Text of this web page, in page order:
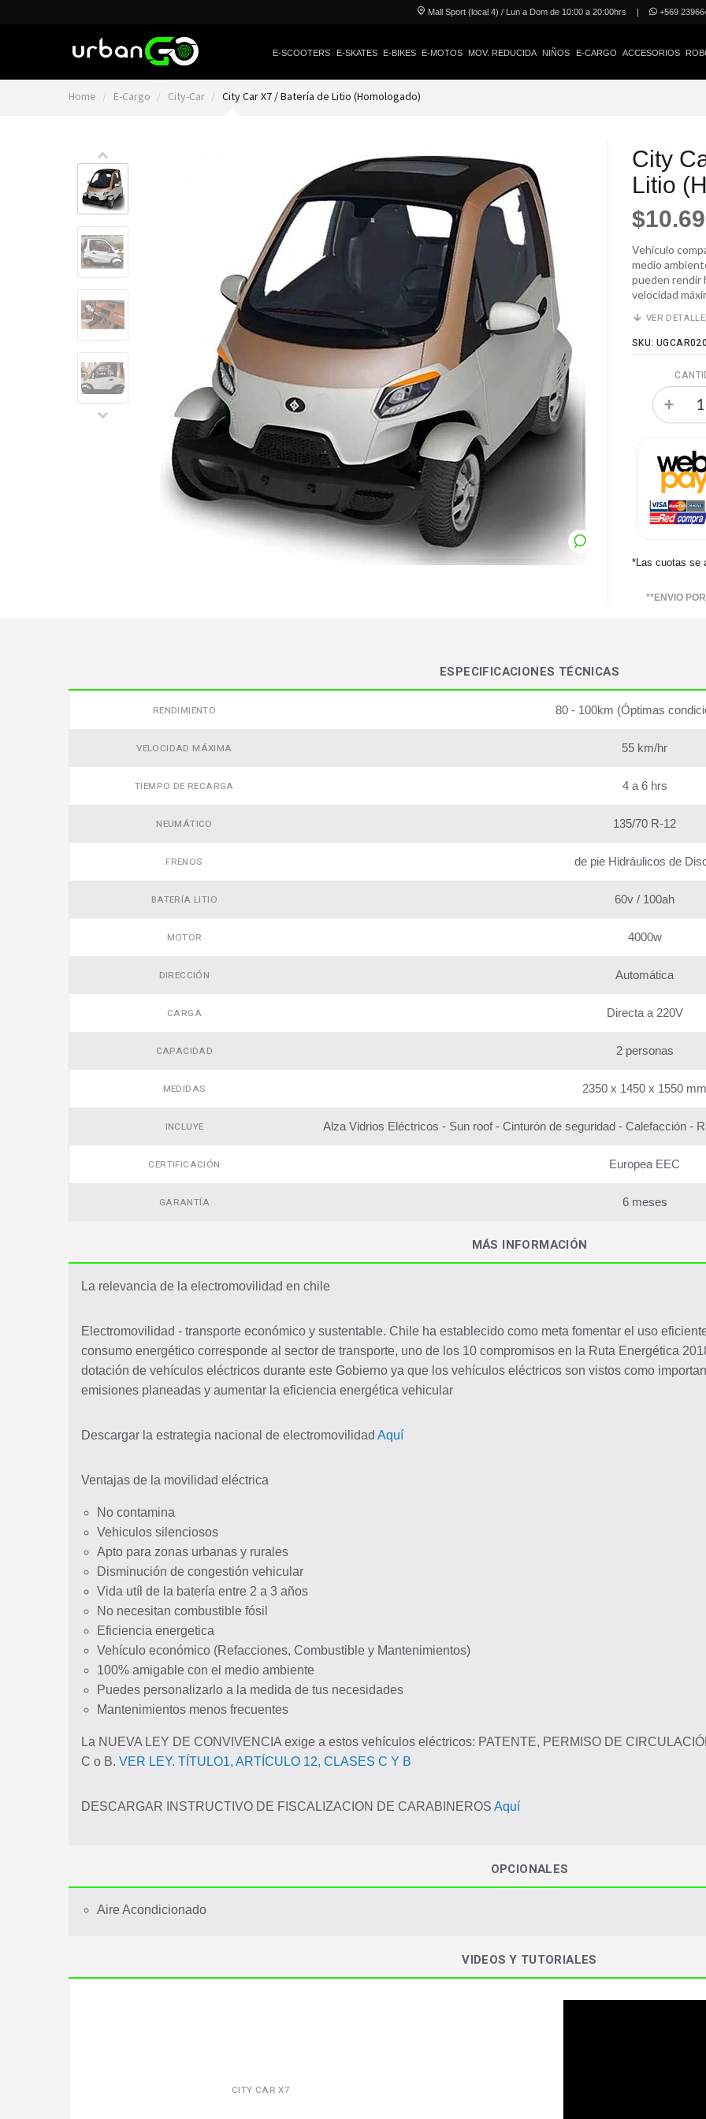
Mall Sport (local 4) / Lun a Dom de 10:00 a 20:00hrs | +569
E-SCOOTERS E-SKATES E-BIKES E-MOTOS MOV. REDUCIDA NIÑOS E-CARGO ACCESORIOS
Home E-Cargo City-Car City Car X7 / Batería de Litio (Homologado)
Video
City
Litio
Vehículo
medio
pueden rendir
velocidad
VER
SKU:
*Las cuotas se
**ENVIO
ESPECIFICACIONES TÉCNICAS
RENDIMIENTO 80 - 100km (Óptimas
VELOCIDAD MÁXIMA 55 km/hr
TIEMPO DE RECARGA 4 a 6 hrs
NEUMÁTICO 135/70 R-12
FRENOS de pie Hidráulicos de
BATERÍA LITIO 60v / 100ah
MOTOR 4000w
DIRECCIÓN Automática
CARGA Directa a 220V
CAPACIDAD 2 personas
MEDIDAS 2350 x 1450 x 1550 mm
INCLUYE Alza Vidrios Eléctricos - Sun roof - Cinturón de seguridad - Calefacción -
CERTIFICACIÓN Europea EEC
GARANTÍA 6 meses
MÁS INFORMACIÓN
La relevancia de la electromovilidad en chile
Electromovilidad - transporte económico y sustentable. Chile ha establecido como meta fomentar el uso
consumo energético corresponde al sector de transporte, uno de los 10 compromisos en la Ruta Energética
dotación de vehículos eléctricos durante este Gobierno ya que los vehículos eléctricos son vistos como
emisiones planeadas y aumentar la eficiencia energética vehicular
Descargar la estrategia nacional de electromovilidad Aquí
Ventajas de la movilidad eléctrica
No contamina
Vehiculos silenciosos
Apto para zonas urbanas y rurales
Disminución de congestión vehicular
Vida utíl de la batería entre 2 a 3 años
No necesitan combustible fósil
Eficiencia energetica
Vehículo económico (Refacciones, Combustible y Mantenimientos)
100% amigable con el medio ambiente
Puedes personalizarlo a la medida de tus necesidades
Mantenimientos menos frecuentes
La NUEVA LEY DE CONVIVENCIA exige a estos vehículos eléctricos: PATENTE, PERMISO DE
C o B. VER LEY. TÍTULO1, ARTÍCULO 12, CLASES C Y B
DESCARGAR INSTRUCTIVO DE FISCALIZACION DE CARABINEROS Aquí
OPCIONALES
Aire Acondicionado
VIDEOS Y TUTORIALES
CITY CAR X7